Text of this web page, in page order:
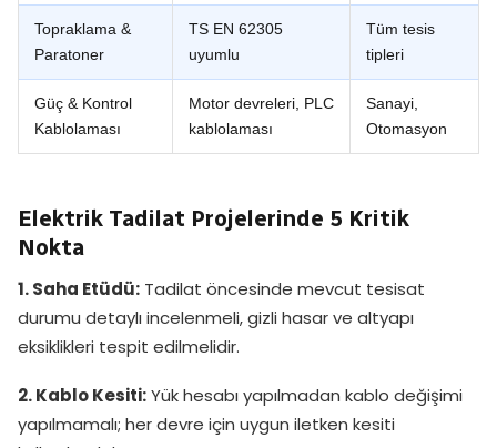
Topraklama &
Paratoner
TS EN 62305
uyumlu
Tüm tesis
tipleri
Güç & Kontrol
Kablolaması
Motor devreleri, PLC
kablolaması
Sanayi,
Otomasyon
Elektrik Tadilat Projelerinde 5 Kritik
Nokta
1. Saha Etüdü: Tadilat öncesinde mevcut tesisat
durumu detaylı incelenmeli, gizli hasar ve altyapı
eksiklikleri tespit edilmelidir.
2. Kablo Kesiti:Yük hesabı yapılmadan kablo değişimi
yapılmamalı; her devre için uygun iletken kesiti